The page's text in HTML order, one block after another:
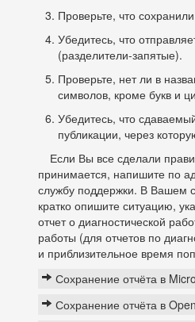
Проверьте, что
Убедитесь, что
(разделители-запятые).
Проверьте, нет ли в
символов, кроме букв и
Убедитесь, что
публикации, через
Если Вы все сделали
принимается, напишите по
службу поддержки. В Вашем
кратко опишите ситуацию,
отчет о диагностической
работы (для отчетов по
и приблизительное время
Сохранение отчёта в
Сохранение отчёта в